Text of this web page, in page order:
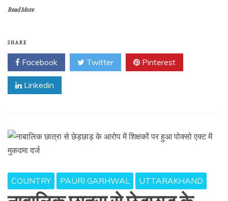
Read More
SHARE
Facebook Twitter Pinterest
Linkedin
COUNTRY PAURI GARHWAL UTTARAKHAND